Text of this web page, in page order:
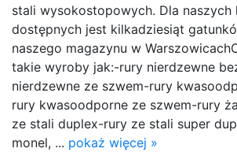
stali wysokostopowych. Dla naszych
dostępnych jest kilkadziesiąt
naszego magazynu w
takie wyroby jak:-rury nierdzewne
nierdzewne ze szwem-rury
rury kwasoodporne ze szwem-rury
ze stali duplex-rury ze stali super
monel, ... pokaż więcej »